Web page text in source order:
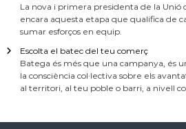
La nova i primera presidenta de la Unió
encara aquesta etapa que qualifica de
sumar esforços en equip.
Escolta el batec del teu comerç
Batega és més que una campanya, és
la consciència col·lectiva sobre els
al territori, al teu poble o barri, a nivell